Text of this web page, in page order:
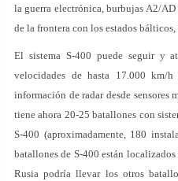
la guerra electrónica, burbujas A2/
de la frontera con los estados
El sistema S-400 puede seguir y
velocidades de hasta 17.000 km/
información de radar desde sensores
tiene ahora 20-25 batallones con
S-400 (aproximadamente, 180
batallones de S-400 están
Rusia podría llevar los otros